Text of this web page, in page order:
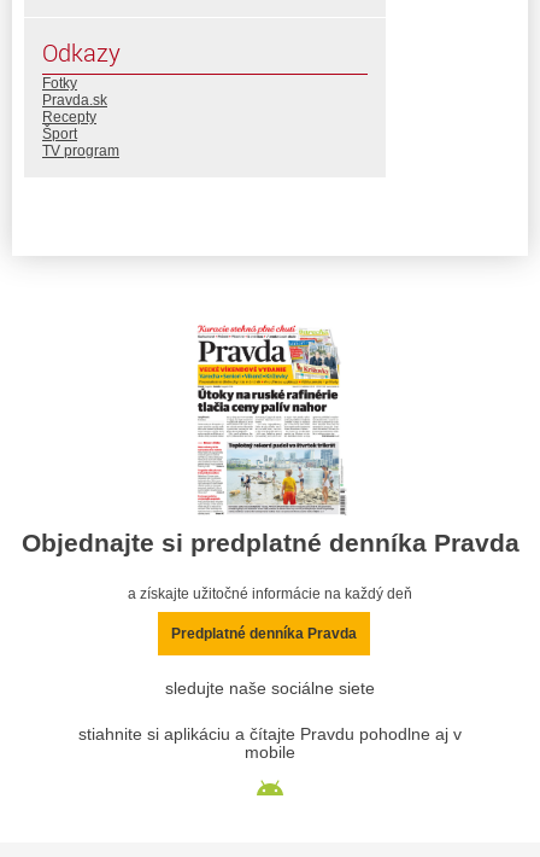
Odkazy
Fotky
Pravda.sk
Recepty
Šport
TV program
Objednajte si predplatné denníka Pravda
a získajte užitočné informácie na každý deň
Predplatné denníka Pravda
sledujte naše sociálne siete
stiahnite si aplikáciu a čítajte Pravdu pohodlne aj v
mobile